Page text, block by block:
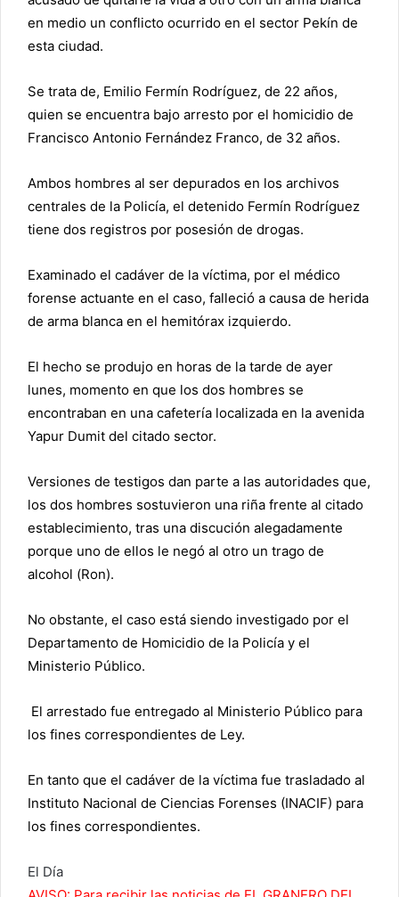
en medio un conflicto ocurrido en el sector Pekín de
esta ciudad.
Se trata de, Emilio Fermín Rodríguez, de 22 años,
quien se encuentra bajo arresto por el homicidio de
Francisco Antonio Fernández Franco, de 32 años.
Ambos hombres al ser depurados en los archivos
centrales de la Policía, el detenido Fermín Rodríguez
tiene dos registros por posesión de drogas.
Examinado el cadáver de la víctima, por el médico
forense actuante en el caso, falleció a causa de herida
de arma blanca en el hemitórax izquierdo.
El hecho se produjo en horas de la tarde de ayer
lunes, momento en que los dos hombres se
encontraban en una cafetería localizada en la avenida
Yapur Dumit del citado sector.
Versiones de testigos dan parte a las autoridades que,
los dos hombres sostuvieron una riña frente al citado
establecimiento, tras una discución alegadamente
porque uno de ellos le negó al otro un trago de
alcohol (Ron).
No obstante, el caso está siendo investigado por el
Departamento de Homicidio de la Policía y el
Ministerio Público.
El arrestado fue entregado al Ministerio Público para
los fines correspondientes de Ley.
En tanto que el cadáver de la víctima fue trasladado al
Instituto Nacional de Ciencias Forenses (INACIF) para
los fines correspondientes.
El Día